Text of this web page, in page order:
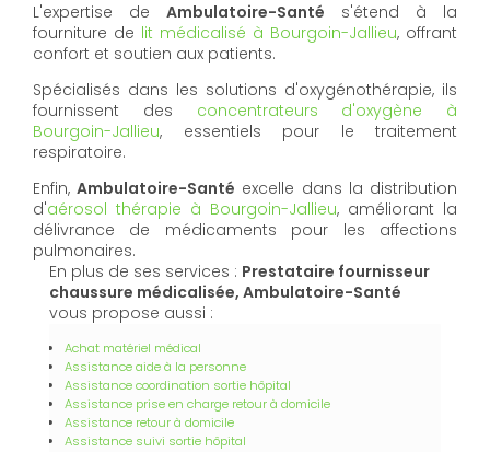
L'expertise de Ambulatoire-Santé s'étend à la
fourniture de lit médicalisé à Bourgoin-Jallieu, offrant
confort et soutien aux patients.
Spécialisés dans les solutions d'oxygénothérapie, ils
fournissent des concentrateurs d'oxygène à
Bourgoin-Jallieu, essentiels pour le traitement
respiratoire.
Enfin,Ambulatoire-Santé excelle dans la distribution
d'aérosol thérapie à Bourgoin-Jallieu, améliorant la
délivrance de médicaments pour les affections
pulmonaires.
En plus de ses services : Prestataire fournisseur
chaussure médicalisée, Ambulatoire-Santé
vous propose aussi :
Achat matériel médical
Assistance aide à la personne
Assistance coordination sortie hôpital
Assistance prise en charge retour à domicile
Assistance retour à domicile
Assistance suivi sortie hôpital